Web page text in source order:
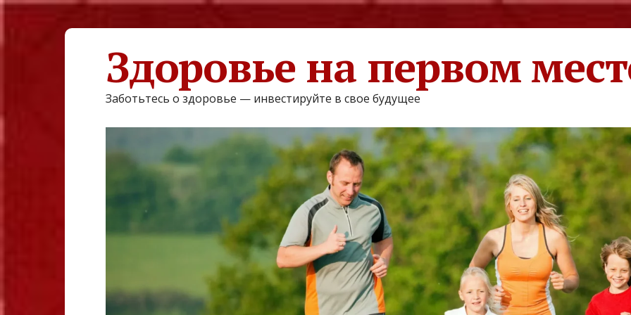
Здоровье на первом
Заботьтесь о здоровье — инвестируйте в свое будущее